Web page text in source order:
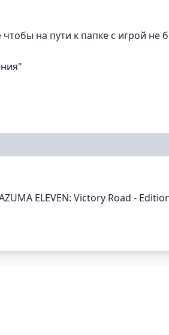
на пути к папке с игрой не
ELEVEN: Victory Road -